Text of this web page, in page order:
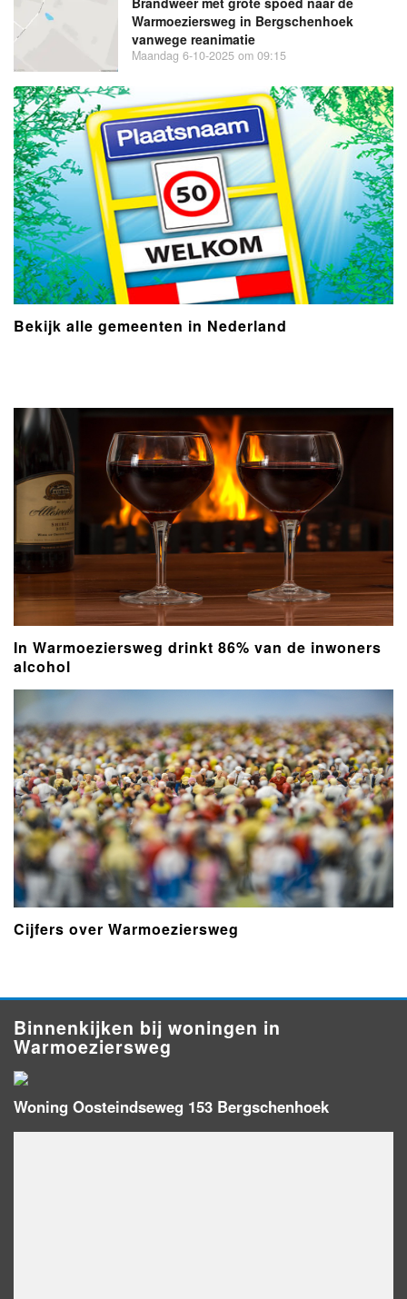
Warmoeziersweg in Bergschenhoek
vanwege reanimatie
Maandag 6-10-2025 om 09:15
Bekijk alle gemeenten in Nederland
In Warmoeziersweg drinkt 86% van de inwoners
alcohol
Cijfers over Warmoeziersweg
Binnenkijken bij woningen in
Warmoeziersweg
Woning Oosteindseweg 153 Bergschenhoek